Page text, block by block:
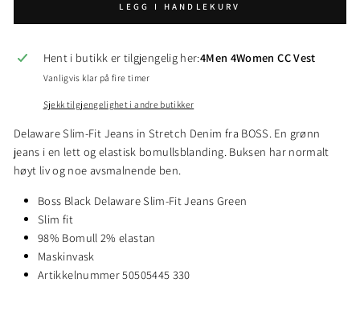
LEGG I HANDLEKURV
Hent i butikk er tilgjengelig her:4Men 4Women CC Vest
Vanligvis klar på fire timer
Sjekk tilgjengelighet i andre butikker
Delaware Slim-Fit Jeans in Stretch Denim fra BOSS. En grønn
jeans i en lett og elastisk bomullsblanding. Buksen har normalt
høyt liv og noe avsmalnende ben.
Boss Black Delaware Slim-Fit Jeans Green
Slim fit
98% Bomull 2% elastan
Maskinvask
Artikkelnummer 50505445 330